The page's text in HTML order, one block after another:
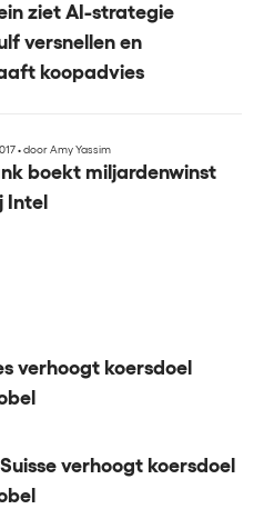
ziet AI-strategie
versnellen en
koopadvies
•door Amy Yassim
boekt miljardenwinst
Intel
verhoogt koersdoel
verhoogt koersdoel